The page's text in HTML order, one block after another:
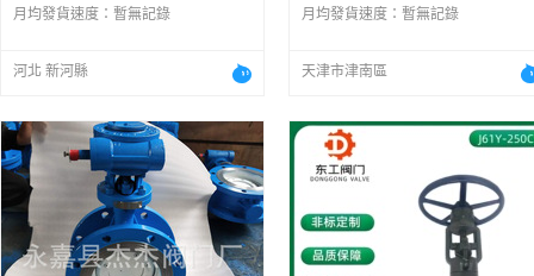
月均發貨速度： 暫無記錄
河北 新河縣
月均發貨速度： 暫無記錄
天津市津南區